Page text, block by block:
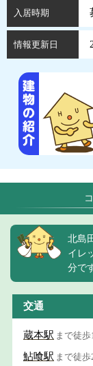
入居時期
情報更新日
北島
イレ
分で
交通
蔵本駅 まで徒歩
鮎喰駅 まで徒歩